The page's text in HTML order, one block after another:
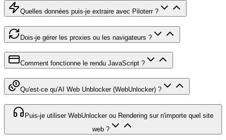
Quelles données puis-je extraire avec Piloterr ?
Dois-je gérer les proxies ou les navigateurs ?
Comment fonctionne le rendu JavaScript ?
Qu'est-ce qu'AI Web Unblocker (WebUnlocker) ?
Puis-je utiliser WebUnlocker ou Rendering sur n'importe quel site
web ?